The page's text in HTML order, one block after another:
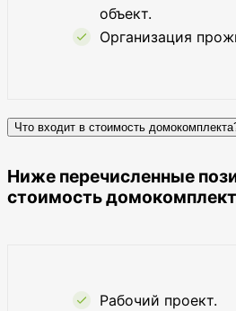
объект.
Организация
Что входит в стоимость
Ниже перечисленные
стоимость
Рабочий проект.